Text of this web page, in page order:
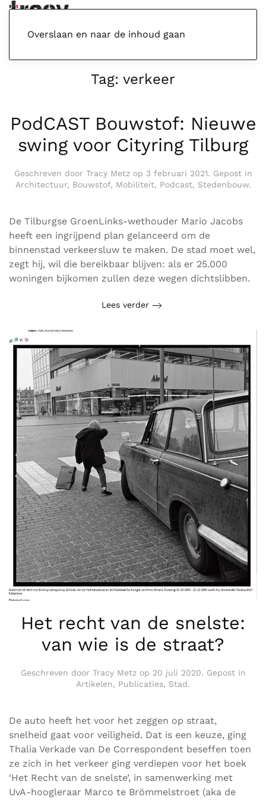
Overslaan en naar de inhoud gaan
Tag: verkeer
PodCAST Bouwstof: Nieuwe
swing voor Cityring Tilburg
Geschreven door Tracy Metzop 3 februari 2021. Gepost in
Architectuur, Bouwstof, Mobiliteit, Podcast, Stedenbouw.
De Tilburgse GroenLinks-wethouder Mario Jacobs
heeft een ingrijpend plan gelanceerd om de
binnenstad verkeersluw te maken. De stad moet wel,
zegt hij, wil die bereikbaar blijven: als er 25.000
woningen bijkomen zullen deze wegen dichtslibben.
Lees verder
Het recht van de snelste:
van wie is de straat?
Geschreven door Tracy Metzop 20 juli 2020. Gepost in
Artikelen, Publicaties, Stad.
De auto heeft het voor het zeggen op straat,
snelheid gaat voor veiligheid. Dat is een keuze, ging
Thalia Verkade van De Correspondent beseffen toen
ze zich in het verkeer ging verdiepen voor het boek
‘Het Recht van de snelste’, in samenwerking met
UvA-hoogleraar Marco te Brömmelstroet (aka de